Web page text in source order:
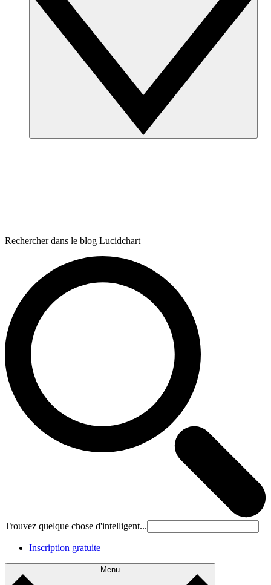
Rechercher dans le blog Lucidchart
Trouvez quelque chose d'intelligent...
Inscription gratuite
Menu